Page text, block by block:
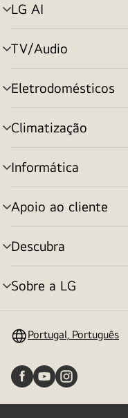
LG AI
alternar
menu
TV/Audio
alternar
menu
Eletrodomésticos
alternar
menu
Climatização
alternar
menu
Informática
alternar
menu
Apoio ao cliente
alternar
menu
Descubra
alternar
menu
Sobre a LG
alternar
Portugal, Português